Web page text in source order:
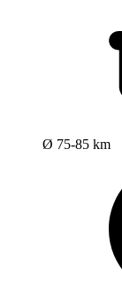
Ø 75-85 km